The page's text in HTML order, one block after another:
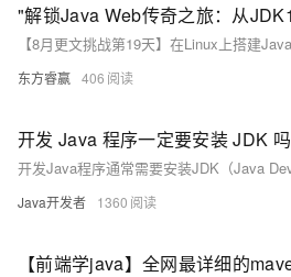
东方睿赢 406
开发 Java 程序一定要安装 JDK 吗
Java开发者 1360